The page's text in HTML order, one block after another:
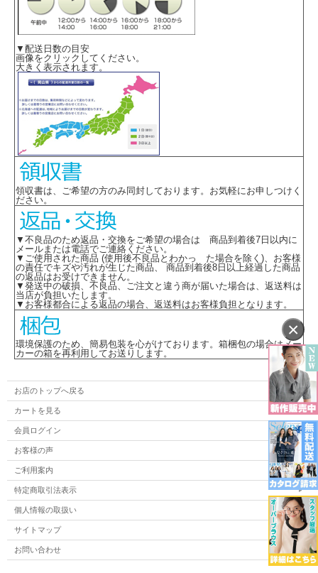
×
▼配送日数の目安
画像をクリックしてください。
大きく表示されます。
領収書は、ご希望の方のみ同封しております。お気軽にお申しつけく
ださい。
▼不良品のため返品・交換をご希望の場合は 商品到着後7日以内に
メールまたは電話でご連絡ください。
▼ご使用された商品 (使用後不良品とわかっ た場合を除く)、お客様
の責任でキズや汚れが生じた商品、 商品到着後8日以上経過した商品
の返品はお受けできません。
▼発送中の破損、不良品、ご注文と違う商が届いた場合は、返送料は
当店が負担いたします。
▼お客様都合による返品の場合、返送料はお客様負担となります。
環境保護のため、簡易包装を心がけております。箱梱包の場合はメー
カーの箱を再利用してお送りします。
お店のトップへ戻る
カートを見る
会員ログイン
お客様の声
ご利用案内
特定商取引法表示
個人情報の取扱い
サイトマップ
お問い合わせ